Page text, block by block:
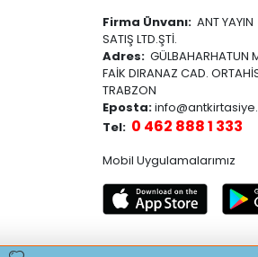
Firma Ünvanı: ANT YAYIN
SATIŞ LTD.ŞTİ.
Adres: GÜLBAHARHATUN
FAİK DIRANAZ CAD.
TRABZON
Eposta:
Tel: 0 462 888 1 333
Mobil Uygulamalarımız